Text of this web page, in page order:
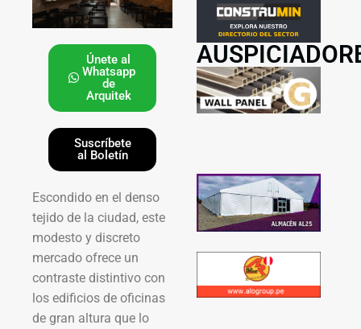
Únete al
Whatsapp
de
Arquitek
Suscríbete
al Boletín
Escondido en el denso
tejido de la ciudad, este
modesto y discreto
mercado ofrece un
contraste distintivo con
los edificios de oficinas
de gran altura que lo